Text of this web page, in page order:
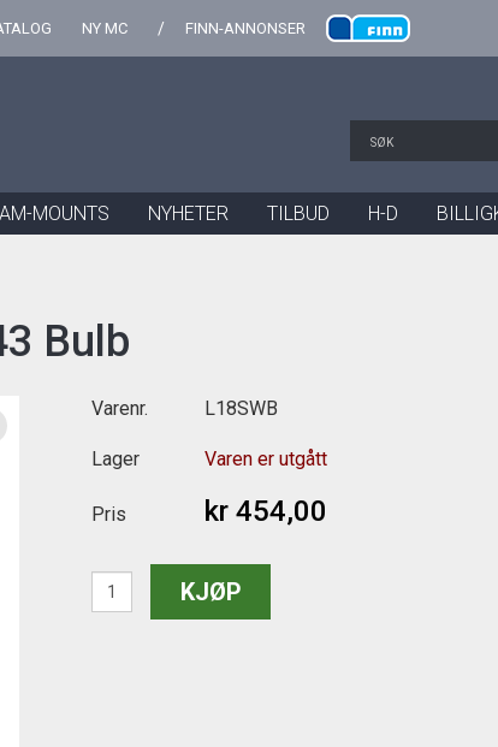
NY MC FINN-ANNONSER
MOUNTS NYHETER TILBUD H-D
Bulb
Varenr. L18SWB
Lager Varen er utgått
Pris kr 454,00